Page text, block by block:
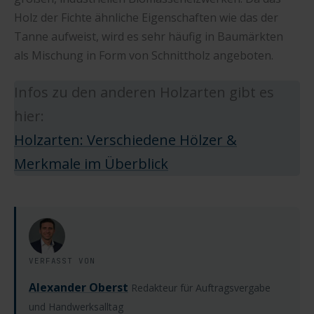
Holz der Fichte ähnliche Eigenschaften wie das der
Tanne aufweist, wird es sehr häufig in Baumärkten
als Mischung in Form von Schnittholz angeboten.
Infos zu den anderen Holzarten gibt es
hier:
Holzarten: Verschiedene Hölzer &
Merkmale im Überblick
VERFASST VON
Alexander Oberst Redakteur für Auftragsvergabe
und Handwerksalltag